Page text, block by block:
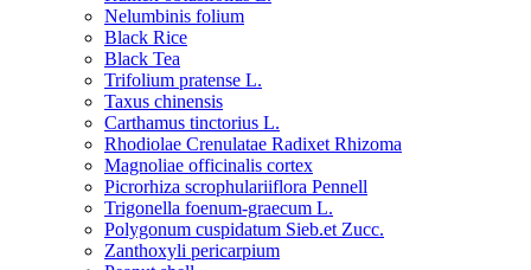
Nelumbinis folium
Black Rice
Black Tea
Trifolium pratense L.
Taxus chinensis
Carthamus tinctorius L.
Rhodiolae Crenulatae Radixet Rhizoma
Magnoliae officinalis cortex
Picrorhiza scrophulariiflora Pennell
Trigonella foenum-graecum L.
Polygonum cuspidatum Sieb.et Zucc.
Zanthoxyli pericarpium